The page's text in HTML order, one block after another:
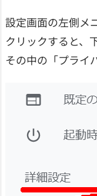
設定画面の左側メ
クリックすると、
その中の「プライ